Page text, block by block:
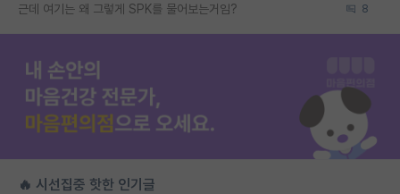
근데 여기는 왜 그렇게 SPK를 물어보는거임? 8
🔥 시선집중 핫한 인기글